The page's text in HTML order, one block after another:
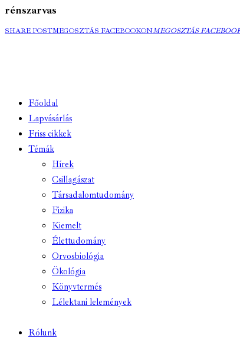
rénszarvas
SHARE POSTMEGOSZTÁS FACEBOOKONMEGOSZTÁS
Főoldal
Lapvásárlás
Friss cikkek
Témák
Hírek
Csillagászat
Társadalomtudomány
Fizika
Kiemelt
Élettudomány
Orvosbiológia
Ökológia
Könyvtermés
Lélektani lelemények
Rólunk